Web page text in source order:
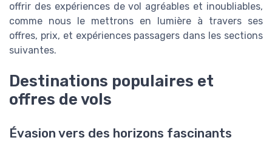
offrir des expériences de vol agréables et inoubliables,
comme nous le mettrons en lumière à travers ses
offres, prix, et expériences passagers dans les sections
suivantes.
Destinations populaires et
offres de vols
Évasion vers des horizons fascinants